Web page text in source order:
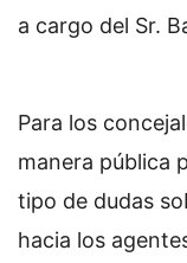
a cargo del Sr.
Para los
manera pública
tipo de dudas
hacia los